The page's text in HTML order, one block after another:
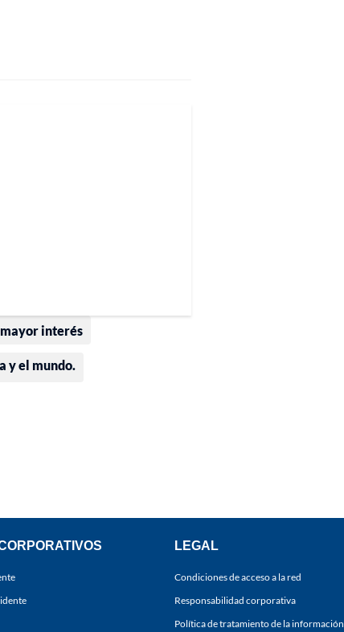
interés
y el mundo.
LEGAL
Condiciones de acceso a la red
Responsabilidad corporativa
Política de tratamiento de la información